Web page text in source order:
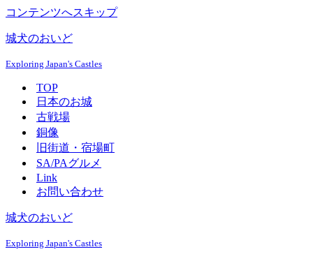
コンテンツへスキップ
城犬のおいど
Exploring Japan's Castles
TOP
日本のお城
古戦場
銅像
旧街道・宿場町
SA/PAグルメ
Link
お問い合わせ
城犬のおいど
Exploring Japan's Castles